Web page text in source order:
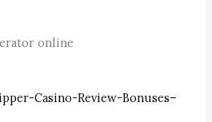
online
Casino-Review-Bonuses–